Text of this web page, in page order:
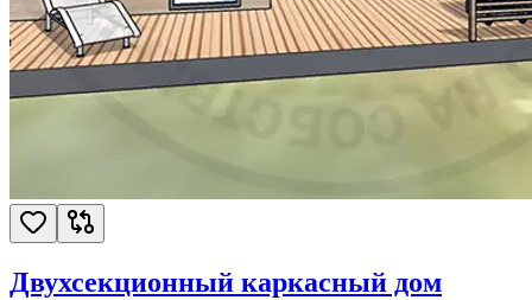
Двухсекционный каркасный дом